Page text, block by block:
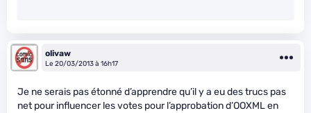
olivaw
Le 20/03/2013 à 16h17
Je ne serais pas étonné d’apprendre qu’il y a eu des trucs pas
net pour influencer les votes pour l’approbation d’OOXML en